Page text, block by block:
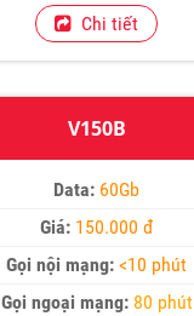
Chi tiết
V150B
Data: 60Gb
Giá: 150.000 đ
Gọi nội mạng: <10 phút
Gọi ngoại mạng: 80 phút